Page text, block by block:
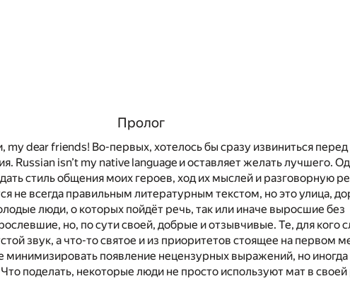
Пролог
my dear friends! Во-первых, хотелось бы сразу извиниться
Russian isn’t my native language и оставляет желать лучшего.
стиль общения моих героев, ход их мыслей и разговорную
не всегда правильным литературным текстом, но это улица,
люди, о которых пойдёт речь, так или иначе выросшие без
но, по сути своей, добрые и отзывчивые. Те, для кого
звук, а что-то святое и из приоритетов стоящее на первом
минимизировать появление нецензурных выражений, но иногда
поделать, некоторые люди не просто используют мат в своей